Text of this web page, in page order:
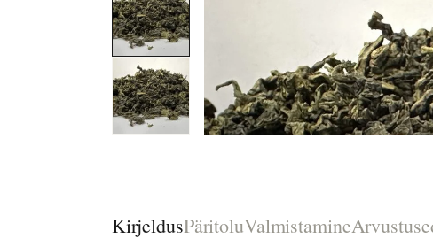
KirjeldusPäritoluValmistamine